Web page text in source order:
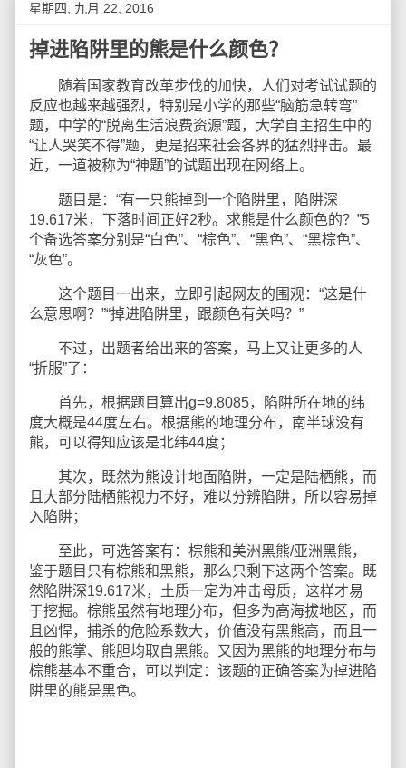
星期四, 九月 22, 2016
掉进陷阱里的熊是什么颜色？
随着国家教育改革步伐的加快，人们对考试试题的
反应也越来越强烈，特别是小学的那些“脑筋急转弯”
题，中学的“脱离生活浪费资源”题，大学自主招生中的
“让人哭笑不得”题，更是招来社会各界的猛烈抨击。最
近，一道被称为“神题”的试题出现在网络上。
题目是：“有一只熊掉到一个陷阱里，陷阱深
19.617米，下落时间正好2秒。求熊是什么颜色的？”5
个备选答案分别是“白色”、“棕色”、“黑色”、“黑棕色”、
“灰色”。
这个题目一出来，立即引起网友的围观：“这是什
么意思啊？”“掉进陷阱里，跟颜色有关吗？”
不过，出题者给出来的答案，马上又让更多的人
“折服”了：
首先，根据题目算出g=9.8085，陷阱所在地的纬
度大概是44度左右。根据熊的地理分布，南半球没有
熊，可以得知应该是北纬44度；
其次，既然为熊设计地面陷阱，一定是陆栖熊，而
且大部分陆栖熊视力不好，难以分辨陷阱，所以容易掉
入陷阱；
至此，可选答案有：棕熊和美洲黑熊/亚洲黑熊，
鉴于题目只有棕熊和黑熊，那么只剩下这两个答案。既
然陷阱深19.617米，土质一定为冲击母质，这样才易
于挖掘。棕熊虽然有地理分布，但多为高海拔地区，而
且凶悍，捕杀的危险系数大，价值没有黑熊高，而且一
般的熊掌、熊胆均取自黑熊。又因为黑熊的地理分布与
棕熊基本不重合，可以判定：该题的正确答案为掉进陷
阱里的熊是黑色。